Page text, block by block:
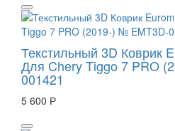
Текстильный 3D Коврик
Для Chery Tiggo 7 PRO
001421
5 600 Р